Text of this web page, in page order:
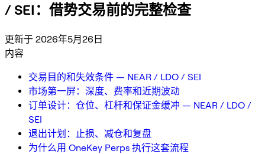
/ SEI：借势交易前的完整检查
更新于 2026年5月26日
内容
交易目的和失效条件 — NEAR / LDO / SEI
市场第一屏：深度、费率和近期波动
订单设计：仓位、杠杆和保证金缓冲 — NEAR / LDO /
SEI
退出计划：止损、减仓和复盘
为什么用 OneKey Perps 执行这套流程